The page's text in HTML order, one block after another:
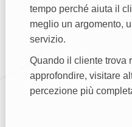
tempo perché aiuta il
meglio un argomento,
servizio.
Quando il cliente trova
approfondire, visitare
percezione più